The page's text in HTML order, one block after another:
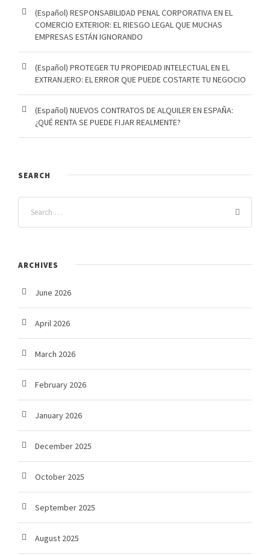
(Español) RESPONSABILIDAD PENAL CORPORATIVA EN EL
COMERCIO EXTERIOR: EL RIESGO LEGAL QUE MUCHAS
EMPRESAS ESTÁN IGNORANDO
(Español) PROTEGER TU PROPIEDAD INTELECTUAL EN EL
EXTRANJERO: EL ERROR QUE PUEDE COSTARTE TU NEGOCIO
(Español) NUEVOS CONTRATOS DE ALQUILER EN ESPAÑA:
¿QUÉ RENTA SE PUEDE FIJAR REALMENTE?
SEARCH
ARCHIVES
June 2026
April 2026
March 2026
February 2026
January 2026
December 2025
October 2025
September 2025
August 2025